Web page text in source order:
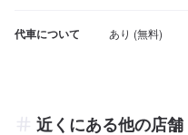
代車について
近くにある他の店舗